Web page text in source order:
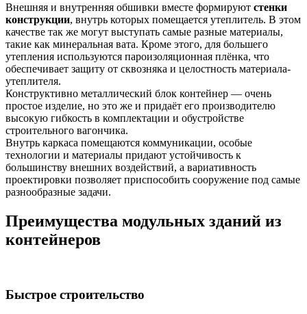
Внешняя и внутренняя обшивки вместе формируют стенки
конструкции, внутрь которых помещается утеплитель. В этом
качестве так же могут выступать самые разные материалы,
такие как минеральная вата. Кроме этого, для большего
утепления используются пароизоляционная плёнка, что
обеспечивает защиту от сквозняка и целостность материала-
утеплителя.
Конструктивно металлический блок контейнер — очень
простое изделие, но это же и придаёт его производителю
высокую гибкость в комплектации и обустройстве
строительного вагончика.
Внутрь каркаса помещаются коммуникации, особые
технологии и материалы придают устойчивость к
большинству внешних воздействий, а вариативность
проектировки позволяет приспособить сооружение под самые
разнообразные задачи.
Преимущества модульных зданий из
контейнеров
Быстрое строительство